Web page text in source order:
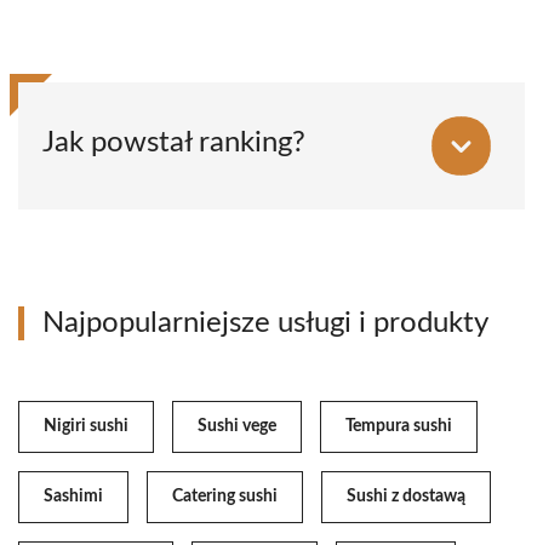
Jak powstał ranking?
Najpopularniejsze usługi i produkty
Nigiri sushi Sushi vege Tempura sushi
Sashimi Catering sushi Sushi z dostawą